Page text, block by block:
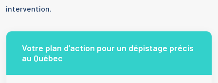
intervention.
Votre plan d’action pour un dépistage précis
au Québec